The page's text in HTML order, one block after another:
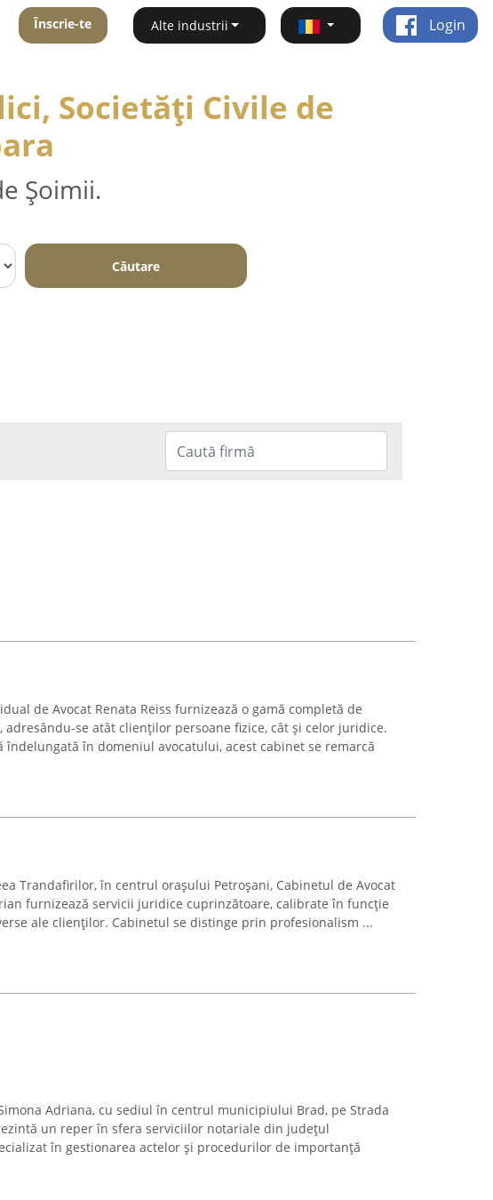
Înscrie-te Alte industrii Login
Societăți Civile de
Șoimii.
Căutare
de Avocat Renata Reiss furnizează o gamă completă de
adresându-se atât clienților persoane fizice, cât și celor juridice.
îndelungată în domeniul avocatului, acest cabinet se remarcă
Trandafirilor, în centrul orașului Petroșani, Cabinetul de Avocat
furnizează servicii juridice cuprinzătoare, calibrate în funcție
ale clienților. Cabinetul se distinge prin profesionalism ...
Adriana, cu sediul în centrul municipiului Brad, pe Strada
un reper în sfera serviciilor notariale din județul
în gestionarea actelor și procedurilor de importanță